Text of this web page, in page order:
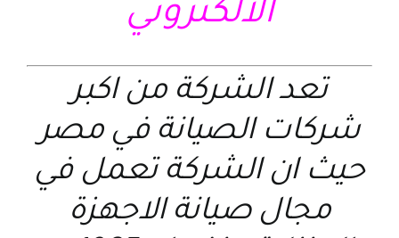
الالكتروني
تعد الشركة من اكبر
شركات الصيانة في مصر
حيث ان الشركة تعمل في
مجال صيانة الاجهزة